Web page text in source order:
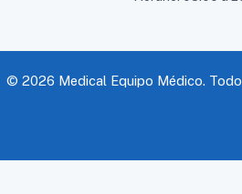
© 2026 Medical Equipo Médico.